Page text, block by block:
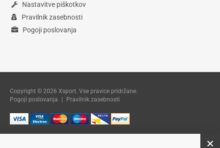
Nastavitve piškotkov
Pravilnik zasebnosti
Pogoji poslovanja
Copyright © 2026 Xsport. Vse pravice pridržane.
Pogoji poslovanja
Pravilnik zasebnosti